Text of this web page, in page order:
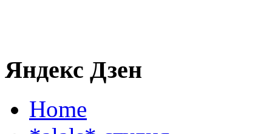
Яндекс Дзен
Home